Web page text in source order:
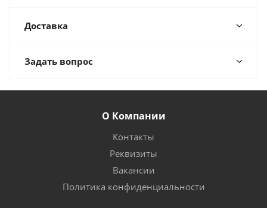
Доставка
Задать вопрос
О Компании
Контакты
Реквизиты
Вакансии
Политика конфиденциальности